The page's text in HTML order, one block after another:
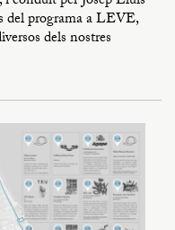
del programa a LEVE,
dels nostres